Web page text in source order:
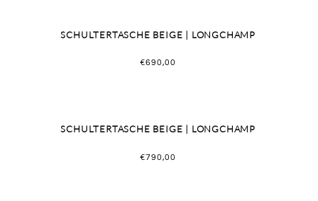
SCHULTERTASCHE BEIGE | LONGCHAMP
€690,00
SCHULTERTASCHE BEIGE | LONGCHAMP
€790,00